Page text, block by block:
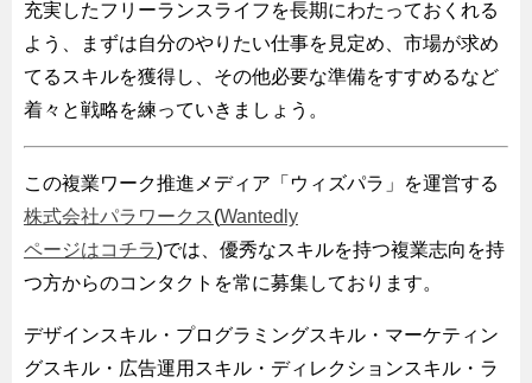
充実したフリーランスライフを長期にわたっておくれる
よう、まずは自分のやりたい仕事を見定め、市場が求め
てるスキルを獲得し、その他必要な準備をすすめるなど
着々と戦略を練っていきましょう。
この複業ワーク推進メディア「ウィズパラ」を運営する
株式会社パラワークス (Wantedly
ページはコチラ)では、優秀なスキルを持つ複業志向を持
つ方からのコンタクトを常に募集しております。
デザインスキル・プログラミングスキル・マーケティン
グスキル・広告運用スキル・ディレクションスキル・ラ